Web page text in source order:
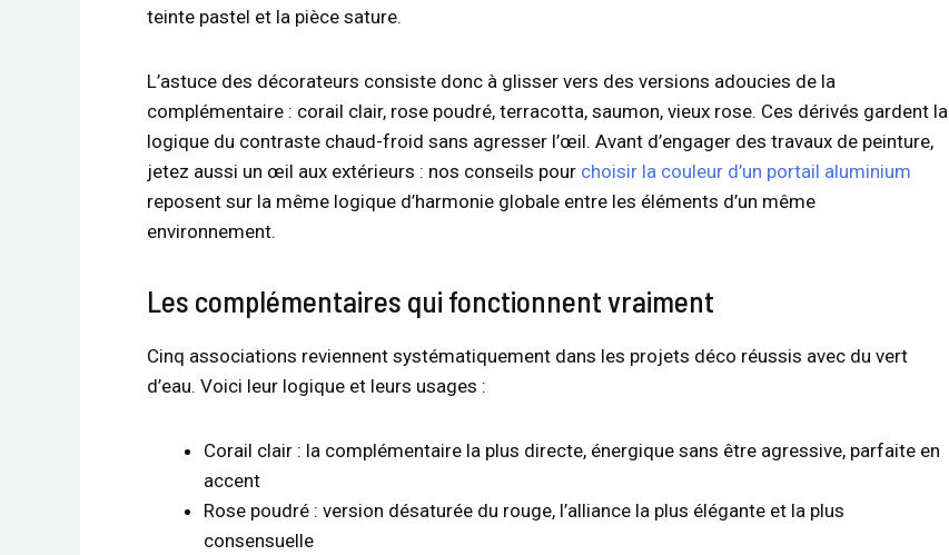
teinte pastel et la pièce sature.
L’astuce des décorateurs consiste donc à glisser vers des versions adoucies de la
complémentaire : corail clair, rose poudré, terracotta, saumon, vieux rose. Ces dérivés gardent la
logique du contraste chaud-froid sans agresser l’œil. Avant d’engager des travaux de peinture,
jetez aussi un œil aux extérieurs : nos conseils pour choisir la couleur d’un portail aluminium
reposent sur la même logique d’harmonie globale entre les éléments d’un même
environnement.
Les complémentaires qui fonctionnent vraiment
Cinq associations reviennent systématiquement dans les projets déco réussis avec du vert
d’eau. Voici leur logique et leurs usages :
Corail clair : la complémentaire la plus directe, énergique sans être agressive, parfaite en
accent
Rose poudré : version désaturée du rouge, l’alliance la plus élégante et la plus
consensuelle